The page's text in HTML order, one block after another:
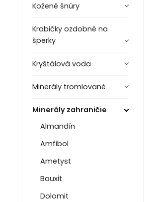
Kožené šnúry
Krabičky ozdobné na
šperky
Kryštálová voda
Minerály tromlované
Minerály zahraničie
Almandín
Amfibol
Ametyst
Bauxit
Dolomit